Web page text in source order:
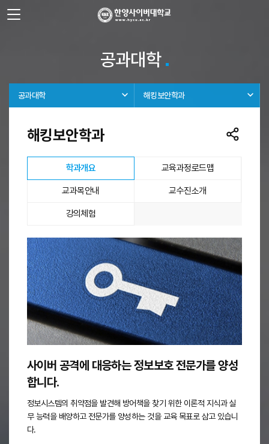
사이트정보 바로가기
공과대학
공과대학 해킹보안학과
해킹보안학과
학과개요
선택됨
교육과정로드맵
교과목안내 교수진소개
강의체험
학과개요
사이버 공격에 대응하는 정보보호 전문가를 양성
합니다.
정보시스템의 취약점을 발견해 방어책을 찾기 위한 이론적 지식과 실
무 능력을 배양하고 전문가를 양성하는 것을 교육 목표로 삼고 있습니
다.